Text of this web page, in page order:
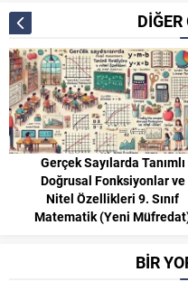
Gerçek Sayılarda Tanımlı
Doğrusal Fonksiyonlar ve
Nitel Özellikleri 9. Sınıf
Matematik (Yeni
BİR